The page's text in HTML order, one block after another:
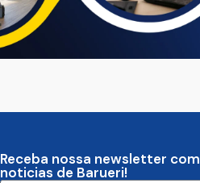
Receba nossa newsletter com
noticias de Barueri!